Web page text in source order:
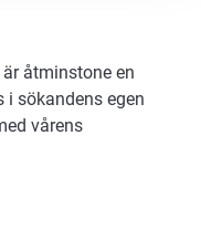
åtminstone en
i sökandens egen
vårens